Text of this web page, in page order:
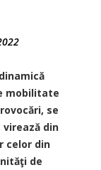
mobilitate
se
din
celor din
de